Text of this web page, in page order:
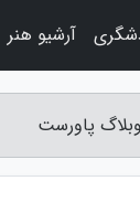
پاورست
آرشیو هنر